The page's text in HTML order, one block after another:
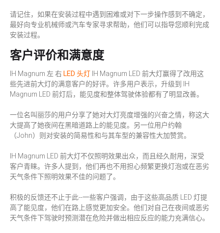
请记住，如果在安装过程中遇到困难或对下一步操作感到不确定，
最好向专业机械师或汽车专家寻求帮助，他们可以指导您顺利完成
安装过程。
客户评价和满意度
IH Magnum 左 右LED 头灯IH Magnum LED 前大灯赢得了改用这
些先进前大灯的满意客户的好评。许多用户表示，升级到 IH
Magnum LED 前灯后，能见度和整体驾驶体验都有了明显改善。
一位名叫丽莎的用户分享了她对大灯亮度增强的兴奋之情，称这大
大提高了她夜间在黑暗道路上的能见度。另一位用户约翰
（John）则对安装的简易性和与其车型的兼容性大加赞赏。
IH Magnum LED 前大灯不仅照明效果出众，而且经久耐用，深受
客户青睐。许多人提到，他们再也不用担心频繁更换灯泡或在恶劣
天气条件下照明效果不佳的问题了。
积极的反馈还不止于此--一些客户强调，由于这些高品质 LED 灯提
高了能见度，他们在路上感觉更加安全。他们对自己在夜间或恶劣
天气条件下驾驶时预测潜在危险并做出相应反应的能力充满信心。